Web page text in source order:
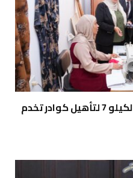
تطوير مركز التدريب المهني بالكيلو 7 لتأهيل كوادر تخدم